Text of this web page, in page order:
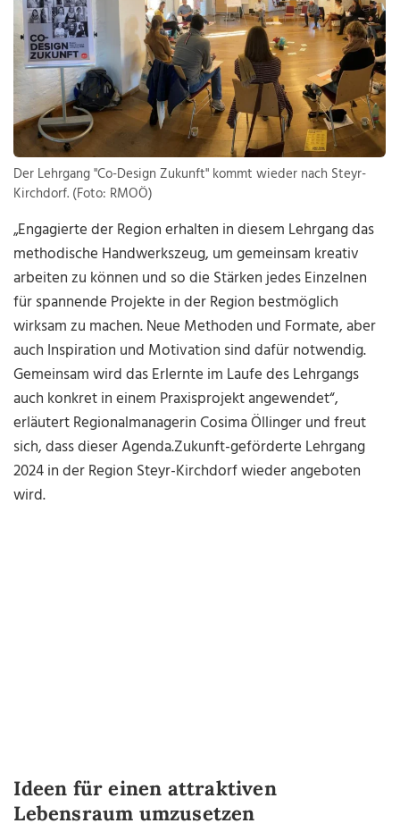
Der Lehrgang "Co-Design Zukunft" kommt wieder nach Steyr-
Kirchdorf. (Foto: RMOÖ)
„Engagierte der Region erhalten in diesem Lehrgang das
methodische Handwerkszeug, um gemeinsam kreativ
arbeiten zu können und so die Stärken jedes Einzelnen
für spannende Projekte in der Region bestmöglich
wirksam zu machen. Neue Methoden und Formate, aber
auch Inspiration und Motivation sind dafür notwendig.
Gemeinsam wird das Erlernte im Laufe des Lehrgangs
auch konkret in einem Praxisprojekt angewendet“,
erläutert Regionalmanagerin Cosima Öllinger und freut
sich, dass dieser Agenda.Zukunft-geförderte Lehrgang
2024 in der Region Steyr-Kirchdorf wieder angeboten
wird.
Ideen für einen attraktiven
Lebensraum umzusetzen